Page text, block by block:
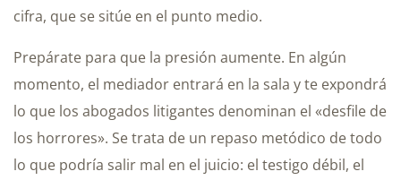
cifra, que se sitúe en el punto medio.
Prepárate para que la presión aumente. En algún
momento, el mediador entrará en la sala y te expondrá
lo que los abogados litigantes denominan el «desfile de
los horrores». Se trata de un repaso metódico de todo
lo que podría salir mal en el juicio: el testigo débil, el